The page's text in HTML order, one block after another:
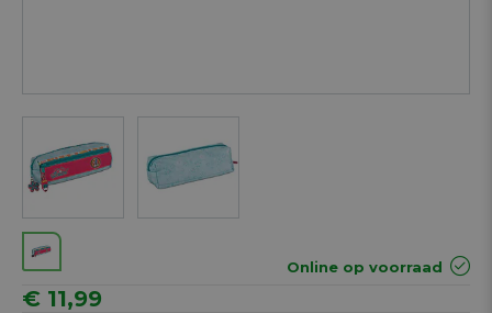
Online op voorraad
€ 11,99